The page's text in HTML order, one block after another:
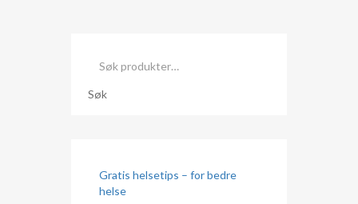
etter:
Søk
Gratis helsetips – for bedre
helse